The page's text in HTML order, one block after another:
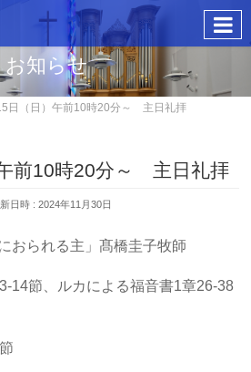
お知らせ
日（日）午前10時20分～ 主日礼拝
前10時20分～ 主日礼拝
日時 : 2024年11月30日
おられる主」髙橋圭子牧師
14節、ルカによる福音書1章26-38